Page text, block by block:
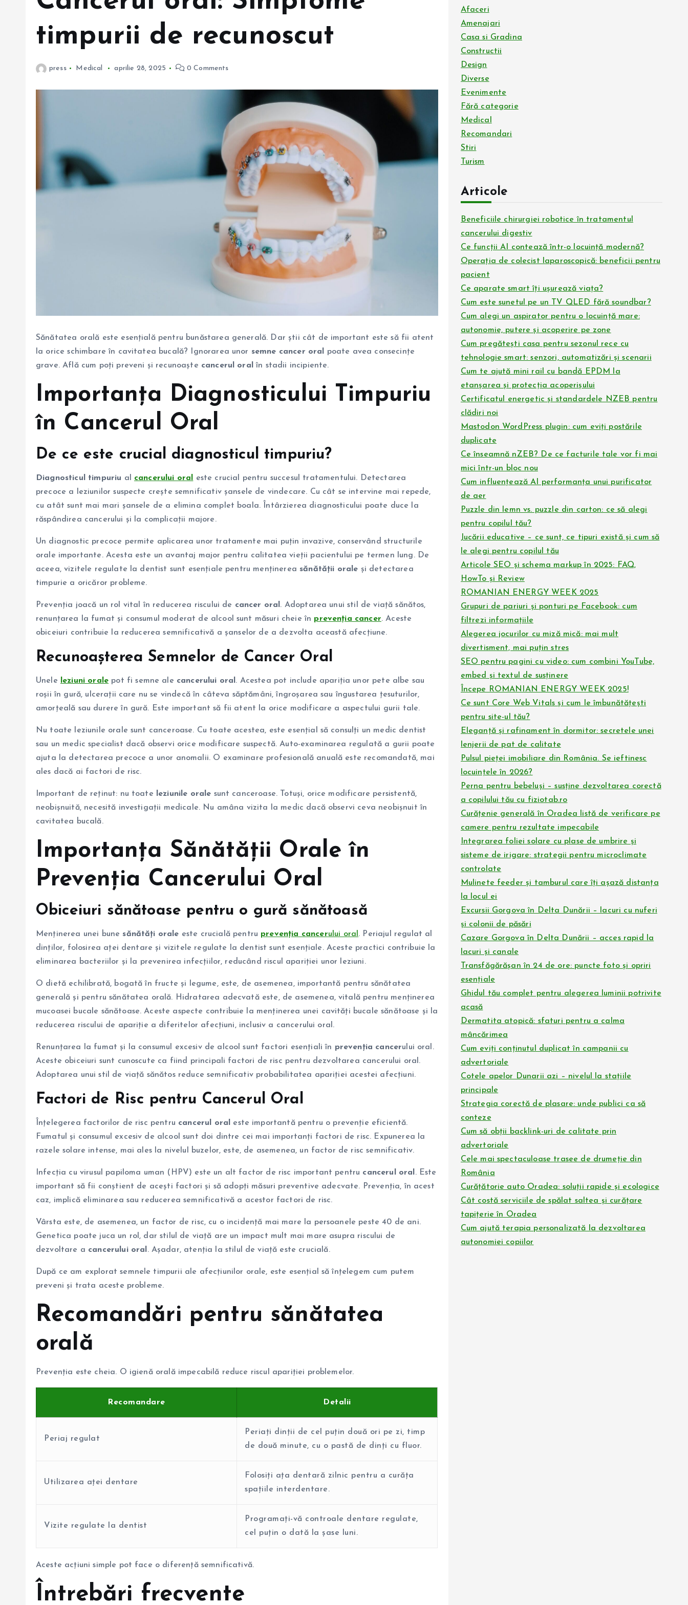
timpurii de recunoscut
press Medical aprilie 28, 2025 0 Comments
Sănătatea orală este esențială pentru bunăstarea generală. Dar știi cât de important este să fii atent
la orice schimbare în cavitatea bucală? Ignorarea unor semne cancer oral
poate avea consecințe
grave. Află cum poți preveni și recunoaște cancerul oral în stadii incipiente.
Importanța Diagnosticului Timpuriu
în Cancerul Oral
De ce este crucial diagnosticul timpuriu?
Diagnosticul timpuriu al cancerului oral
este crucial pentru succesul tratamentului. Detectarea
precoce a leziunilor suspecte crește semnificativ șansele de vindecare. Cu cât se intervine mai repede,
cu atât sunt mai mari șansele de a elimina complet boala. Întârzierea diagnosticului poate duce la
răspândirea cancerului și la complicații majore.
Un diagnostic precoce permite aplicarea unor tratamente mai puțin invazive, conservând structurile
orale importante. Acesta este un avantaj major pentru calitatea vieții pacientului pe termen lung. De
aceea, vizitele regulate la dentist sunt esențiale pentru menținerea sănătății orale și detectarea
timpurie a oricăror probleme.
Prevenția joacă un rol vital în reducerea riscului de cancer oral . Adoptarea unui stil de viață sănătos,
renunțarea la fumat și consumul moderat de alcool sunt măsuri cheie în prevenția cancer. Aceste
obiceiuri contribuie la reducerea semnificativă a șanselor de a dezvolta această afecțiune.
Recunoașterea Semnelor de Cancer Oral
Unele leziuni orale pot fi semne ale cancerului oral . Acestea pot include apariția unor pete albe sau
roșii în gură, ulcerații care nu se vindecă în câteva săptămâni, îngroșarea sau îngustarea țesuturilor,
amorțeală sau durere în gură. Este important să fii atent la orice modificare a aspectului gurii tale.
Nu toate leziunile orale sunt canceroase. Cu toate acestea, este esențial să consulți un medic dentist
sau un medic specialist dacă observi orice modificare suspectă. Auto-examinarea regulată a gurii poate
ajuta la detectarea precoce a unor anomalii. O examinare profesională anuală este recomandată, mai
ales dacă ai factori de risc.
Important de reținut: nu toate leziunile orale sunt canceroase. Totuși, orice modificare persistentă,
neobișnuită, necesită investigații medicale. Nu amâna vizita la medic dacă observi ceva neobișnuit în
cavitatea bucală.
Importanța Sănătății Orale în
Prevenția Cancerului Oral
Obiceiuri sănătoase pentru o gură sănătoasă
Menținerea unei bune sănătăți orale este crucială pentru prevenția cancerului oral . Periajul regulat al
dinților, folosirea aței dentare și vizitele regulate la dentist sunt esențiale. Aceste practici contribuie la
eliminarea bacteriilor și la prevenirea infecțiilor, reducând riscul apariției unor leziuni.
O dietă echilibrată, bogată în fructe și legume, este, de asemenea, importantă pentru sănătatea
generală și pentru sănătatea orală. Hidratarea adecvată este, de asemenea, vitală pentru menținerea
mucoasei bucale sănătoase. Aceste aspecte contribuie la menținerea unei cavități bucale sănătoase și la
reducerea riscului de apariție a diferitelor afecțiuni, inclusiv a cancerului oral.
Renunțarea la fumat și la consumul excesiv de alcool sunt factori esențiali în prevenția cancerului oral.
Aceste obiceiuri sunt cunoscute ca fiind principali factori de risc pentru dezvoltarea cancerului oral.
Adoptarea unui stil de viață sănătos reduce semnificativ probabilitatea apariției acestei afecțiuni.
Factori de Risc pentru Cancerul Oral
Înțelegerea factorilor de risc pentru cancerul oral
este importantă pentru o prevenție eficientă.
Fumatul și consumul excesiv de alcool sunt doi dintre cei mai importanți factori de risc. Expunerea la
razele solare intense, mai ales la nivelul buzelor, este, de asemenea, un factor de risc semnificativ.
Infecția cu virusul papiloma uman (HPV) este un alt factor de risc important pentru cancerul oral . Este
important să fii conștient de acești factori și să adopți măsuri preventive adecvate. Prevenția, în acest
caz, implică eliminarea sau reducerea semnificativă a acestor factori de risc.
Vârsta este, de asemenea, un factor de risc, cu o incidență mai mare la persoanele peste 40 de ani.
Genetica poate juca un rol, dar stilul de viață are un impact mult mai mare asupra riscului de
dezvoltare a cancerului oral . Așadar, atenția la stilul de viață este crucială.
După ce am explorat semnele timpurii ale afecțiunilor orale, este esențial să înțelegem cum putem
preveni și trata aceste probleme.
Recomandări pentru sănătatea
orală
Prevenția este cheia. O igienă orală impecabilă reduce riscul apariției problemelor.
Recomandare Detalii
Periaj regulat
Periați dinții de cel puțin două ori pe zi, timp
de două minute, cu o pastă de dinți cu fluor.
Utilizarea aței dentare
Folosiți ața dentară zilnic pentru a curăța
spațiile interdentare.
Vizite regulate la dentist
Programați-vă controale dentare regulate,
cel puțin o dată la șase luni.
Aceste acțiuni simple pot face o diferență semnificativă.
Întrebări frecvente
Afaceri
Amenajari
Casa si Gradina
Constructii
Design
Diverse
Evenimente
Fără categorie
Medical
Recomandari
Stiri
Turism
Articole
Beneficiile chirurgiei robotice în tratamentul
cancerului digestiv
Ce funcții AI contează într-o locuință modernă?
Operația de colecist laparoscopică: beneficii pentru
pacient
Ce aparate smart îți ușurează viața?
Cum este sunetul pe un TV QLED fără soundbar?
Cum alegi un aspirator pentru o locuință mare:
autonomie, putere și acoperire pe zone
Cum pregătești casa pentru sezonul rece cu
tehnologie smart: senzori, automatizări și scenarii
Cum te ajută mini rail cu bandă EPDM la
etanșarea și protecția acoperișului
Certificatul energetic și standardele NZEB pentru
clădiri noi
Mastodon WordPress plugin: cum eviți postările
duplicate
Ce înseamnă nZEB? De ce facturile tale vor fi mai
mici într-un bloc nou
Cum influențează AI performanța unui purificator
de aer
Puzzle din lemn vs. puzzle din carton: ce să alegi
pentru copilul tău?
Jucării educative – ce sunt, ce tipuri există și cum să
le alegi pentru copilul tău
Articole SEO și schema markup în 2025: FAQ,
HowTo și Review
ROMANIAN ENERGY WEEK 2025
Grupuri de pariuri și ponturi pe Facebook: cum
filtrezi informațiile
Alegerea jocurilor cu miză mică: mai mult
divertisment, mai puțin stres
SEO pentru pagini cu video: cum combini YouTube,
embed și textul de susținere
Începe ROMANIAN ENERGY WEEK 2025!
Ce sunt Core Web Vitals și cum le îmbunătățești
pentru site-ul tău?
Eleganță și rafinament în dormitor: secretele unei
lenjerii de pat de calitate
Pulsul pieței imobiliare din România. Se ieftinesc
locuințele în 2026?
Perna pentru bebeluși – susține dezvoltarea corectă
a copilului tău cu fiziotab.ro
Curățenie generală în Oradea listă de verificare pe
camere pentru rezultate impecabile
Integrarea foliei solare cu plase de umbrire și
sisteme de irigare: strategii pentru microclimate
controlate
Mulinete feeder și tamburul care îți așază distanța
la locul ei
Excursii Gorgova în Delta Dunării – lacuri cu nuferi
și colonii de păsări
Cazare Gorgova în Delta Dunării – acces rapid la
lacuri și canale
Transfăgărășan în 24 de ore: puncte foto și opriri
esențiale
Ghidul tău complet pentru alegerea luminii potrivite
acasă
Dermatita atopică: sfaturi pentru a calma
mâncărimea
Cum eviți conținutul duplicat în campanii cu
advertoriale
Cotele apelor Dunarii azi – nivelul la stațiile
principale
Strategia corectă de plasare: unde publici ca să
conteze
Cum să obții backlink-uri de calitate prin
advertoriale
Cele mai spectaculoase trasee de drumeție din
România
Curățătorie auto Oradea: soluții rapide și ecologice
Cât costă serviciile de spălat saltea și curățare
tapițerie în Oradea
Cum ajută terapia personalizată la dezvoltarea
autonomiei copiilor